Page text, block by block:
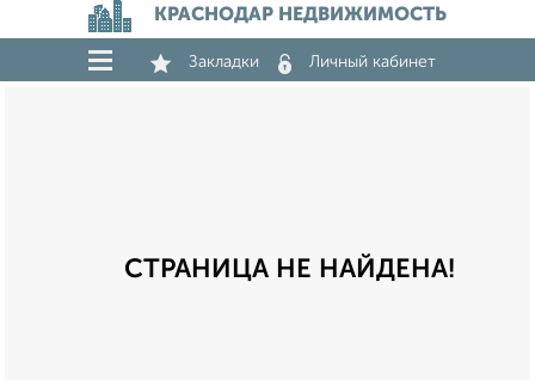
КРАСНОДАР НЕДВИЖИМОСТЬ
Закладки Личный кабинет
СТРАНИЦА НЕ НАЙДЕНА!